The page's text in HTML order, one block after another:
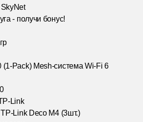
- получи бонус!
Pack) Mesh-система Wi-Fi 6
Link
Link Deco M4 (3шт.)